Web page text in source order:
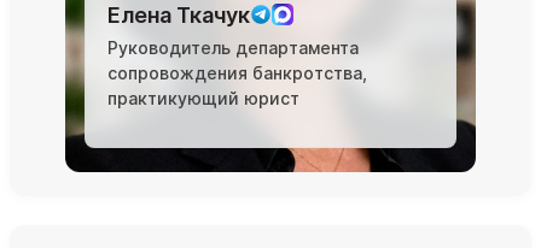
Елена Ткачук
Руководитель департамента
сопровождения банкротства,
практикующий юрист